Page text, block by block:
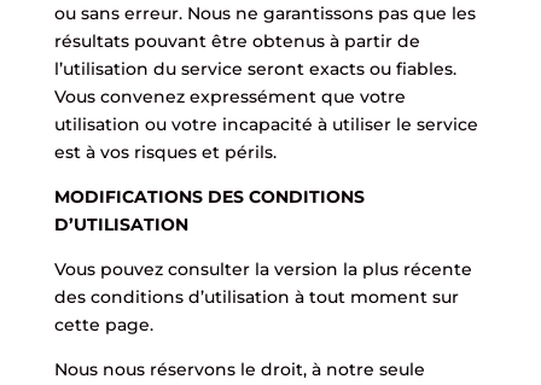
ou sans erreur. Nous ne garantissons pas que les
résultats pouvant être obtenus à partir de
l’utilisation du service seront exacts ou fiables.
Vous convenez expressément que votre
utilisation ou votre incapacité à utiliser le service
est à vos risques et périls.
MODIFICATIONS DES CONDITIONS
D’UTILISATION
Vous pouvez consulter la version la plus récente
des conditions d’utilisation à tout moment sur
cette page.
Nous nous réservons le droit, à notre seule